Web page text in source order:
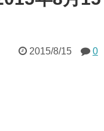
2015/8/15 0